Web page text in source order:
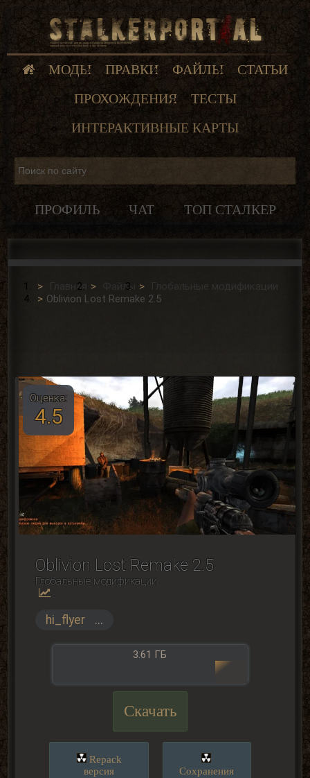
МОДЫ ПРАВКИ ФАЙЛЫ
СТАТЬИ
ПРОХОЖДЕНИЯ
ТЕСТЫ
ИНТЕРАКТИВНЫЕ КАРТЫ
ПРОФИЛЬ ЧАТ ТОП СТАЛКЕР
Главная Файлы
Глобальные модификации
Oblivion Lost Remake 2.5
Оценка:
4.5
Oblivion Lost Remake 2.5
Глобальные модификации
hi_flyer ...
3.61 ГБ
Скачать
Repack
версия
Сохранения